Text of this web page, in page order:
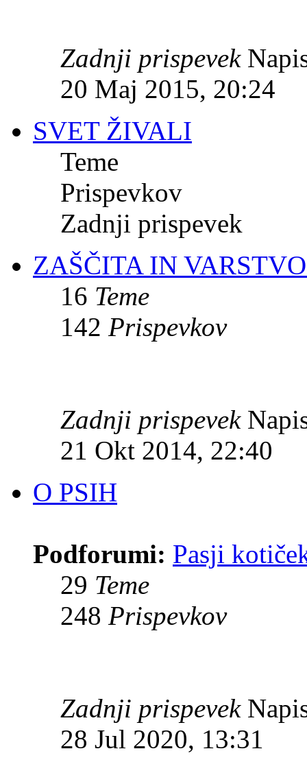
Zadnji prispevek
20 Maj 2015, 20:24
SVET ŽIVALI
Teme
Prispevkov
Zadnji prispevek
ZAŠČITA IN
16 Teme
142 Prispevkov
Zadnji prispevek
21 Okt 2014, 22:40
O PSIH
Podforumi: Pasji
29 Teme
248 Prispevkov
Zadnji prispevek
28 Jul 2020, 13:31